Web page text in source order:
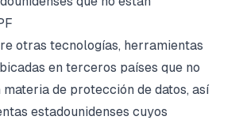
otras tecnologías, herramientas
en terceros países que no
materia de protección de datos, así
estadounidenses cuyos